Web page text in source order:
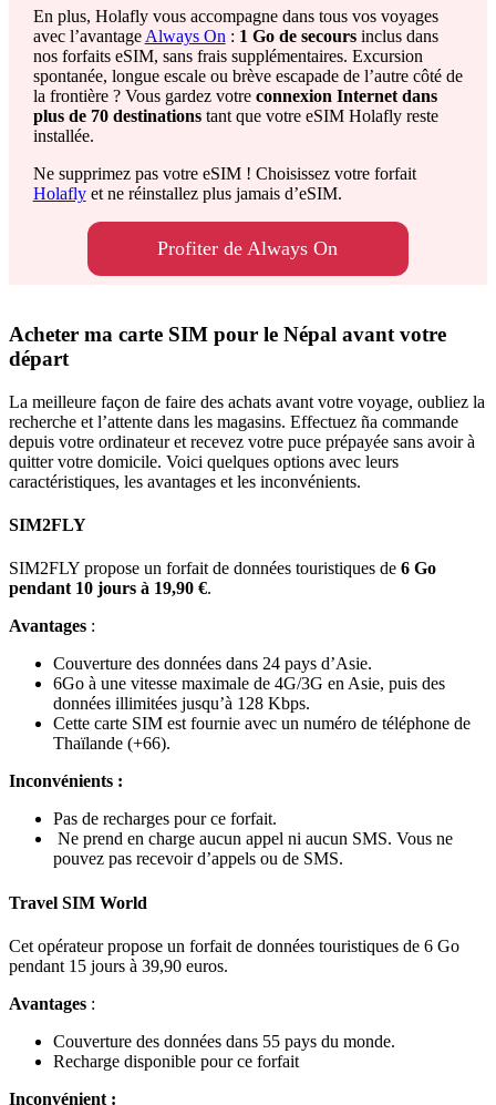
En plus, Holafly vous accompagne dans tous vos voyages
avec l’avantage Always On : 1 Go de secours inclus dans
nos forfaits eSIM, sans frais supplémentaires. Excursion
spontanée, longue escale ou brève escapade de l’autre côté de
la frontière ? Vous gardez votre connexion Internet dans
plus de 70 destinationstant que votre eSIM Holafly reste
installée.
Ne supprimez pas votre eSIM ! Choisissez votre forfait
Holaflyet ne réinstallez plus jamais d’eSIM.
Profiter de Always On
Acheter ma carte SIM pour le Népal avant votre
départ
La meilleure façon de faire des achats avant votre voyage, oubliez la
recherche et l’attente dans les magasins. Effectuez ña commande
depuis votre ordinateur et recevez votre puce prépayée sans avoir à
quitter votre domicile. Voici quelques options avec leurs
caractéristiques, les avantages et les inconvénients.
SIM2FLY
SIM2FLY propose un forfait de données touristiques de 6 Go
pendant 10 jours à 19,90 €.
Avantages :
Couverture des données dans 24 pays d’Asie.
6Go à une vitesse maximale de 4G/3G en Asie, puis des
données illimitées jusqu’à 128 Kbps.
Cette carte SIM est fournie avec un numéro de téléphone de
Thaïlande (+66).
Inconvénients :
Pas de recharges pour ce forfait.
Ne prend en charge aucun appel ni aucun SMS. Vous ne
pouvez pas recevoir d’appels ou de SMS.
Travel SIM World
Cet opérateur propose un forfait de données touristiques de 6 Go
pendant 15 jours à 39,90 euros.
Avantages :
Couverture des données dans 55 pays du monde.
Recharge disponible pour ce forfait
Inconvénient :